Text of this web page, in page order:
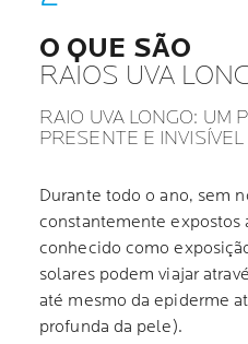
O QUE SÃO
RAIOS UVA
RAIO UVA LONGO: UM
PRESENTE E INVISÍVEL
Durante todo o ano, sem
constantemente expostos
conhecido como
solares podem viajar
até mesmo da epiderme
profunda da pele).